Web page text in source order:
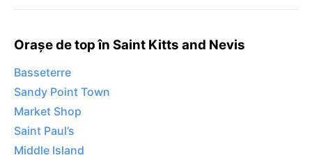
Orașe de top în Saint Kitts and Nevis
Basseterre
Sandy Point Town
Market Shop
Saint Paul’s
Middle Island